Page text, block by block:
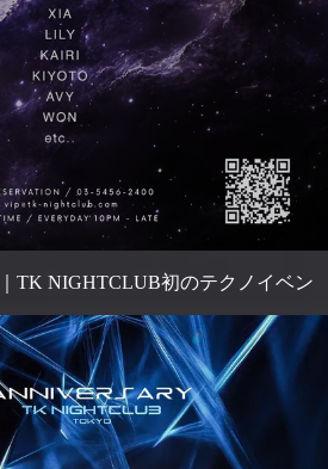
TK NIGHTCLUB初のテクノイベン